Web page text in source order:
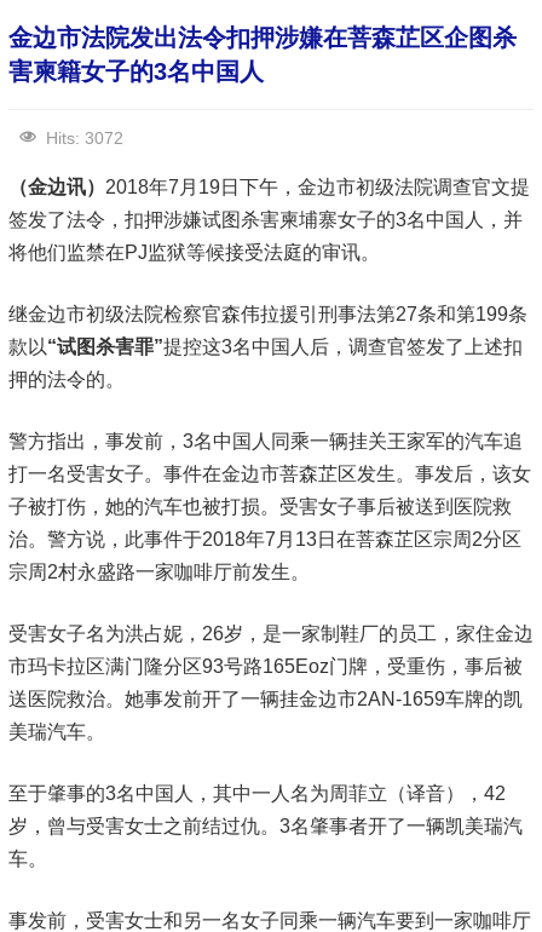
金边市法院发出法令扣押涉嫌在菩森芷区企图杀
害柬籍女子的3名中国人
Hits: 3072
（金边讯） 2018年7月19日下午，金边市初级法院调查官文提
签发了法令，扣押涉嫌试图杀害柬埔寨女子的3名中国人，并
将他们监禁在PJ监狱等候接受法庭的审讯。
继金边市初级法院检察官森伟拉援引刑事法第27条和第199条
款以“试图杀害罪”提控这3名中国人后，调查官签发了上述扣
押的法令的。
警方指出，事发前，3名中国人同乘一辆挂关王家军的汽车追
打一名受害女子。事件在金边市菩森芷区发生。事发后，该女
子被打伤，她的汽车也被打损。受害女子事后被送到医院救
治。警方说，此事件于2018年7月13日在菩森芷区宗周2分区
宗周2村永盛路一家咖啡厅前发生。
受害女子名为洪占妮，26岁，是一家制鞋厂的员工，家住金边
市玛卡拉区满门隆分区93号路165Eoz门牌，受重伤，事后被
送医院救治。她事发前开了一辆挂金边市2AN-1659车牌的凯
美瑞汽车。
至于肇事的3名中国人，其中一人名为周菲立（译音），42
岁，曾与受害女士之前结过仇。3名肇事者开了一辆凯美瑞汽
车。
事发前，受害女士和另一名女子同乘一辆汽车要到一家咖啡厅